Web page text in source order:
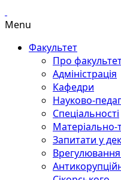
Menu
Факультет
Про
Адміністрація
Кафедри
Науково-
Спеціальності
Матеріально-
Запитати у
Врегулювання